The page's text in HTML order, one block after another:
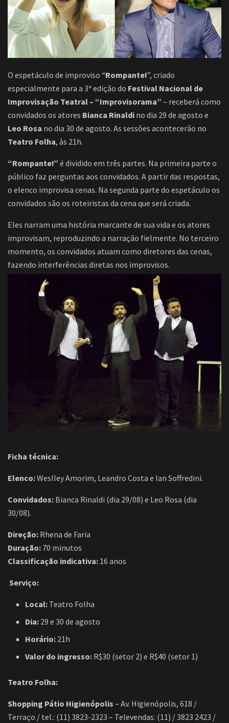
O espetáculo de improviso “Rompante!”, criado
especialmente para a 3ª edição do Festival Nacional de
Improvisação Teatral – “Improvisorama” – receberá como
convidados os atores Bianca Rinaldi no dia 29 de agosto e
Leo Rosa no dia 30 de agosto. As sessões acontecerão no
Teatro Folha, às 21h.
“Rompante!” é dividido em três partes. Na primeira parte o
público faz perguntas aos convidados. A partir das respostas,
o elenco improvisa cenas. Na segunda parte do espetáculo os
convidados são os roteiristas da cena que será criada.
Eles narram uma história marcante de sua vida e os atores
improvisam, reproduzindo a narração fielmente. No terceiro
momento, os convidados atuam como diretores das cenas,
fazendo interferências diretas nos improvisos.
Ficha técnica:
Elenco:Weslley Amorim, Leandro Costa e Ian Soffredini.
Convidados: Bianca Rinaldi (dia 29/08) e Leo Rosa (dia
30/08).
Direção: Rhena de Faria
Duração: 70 minutos
Classificação indicativa: 16 anos
Serviço:
Local: Teatro Folha
Dia: 29 e 30 de agosto
Horário: 21h
Valor do ingresso: R$30 (setor 2) e R$40 (setor 1)
Teatro Folha:
Shopping Pátio Higienópolis – Av. Higienópolis, 618 /
Terraço / tel.: (11) 3823-2323 – Televendas: (11) / 3823 2423 /